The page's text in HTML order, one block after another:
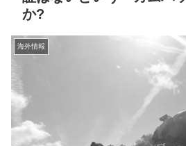
か?
海外情報